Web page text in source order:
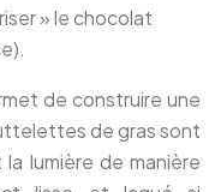
» le chocolat
de construire une
de gras sont
lumière de manière